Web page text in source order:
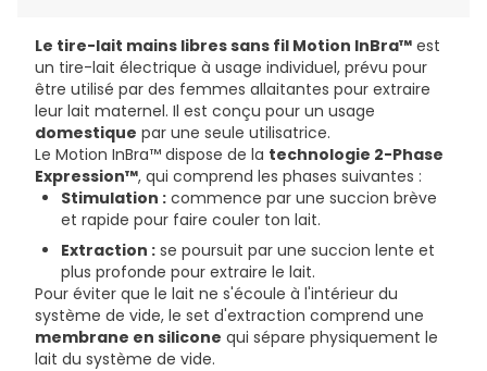
Le tire-lait mains libres sans fil Motion InBra™ est
un tire-lait électrique à usage individuel, prévu pour
être utilisé par des femmes allaitantes pour extraire
leur lait maternel. Il est conçu pour un usage
domestique par une seule utilisatrice.
Le Motion InBra™ dispose de la technologie 2-Phase
Expression™, qui comprend les phases suivantes :
Stimulation : commence par une succion brève
et rapide pour faire couler ton lait.
Extraction : se poursuit par une succion lente et
plus profonde pour extraire le lait.
Pour éviter que le lait ne s'écoule à l'intérieur du
système de vide, le set d'extraction comprend une
membrane en silicone qui sépare physiquement le
lait du système de vide.